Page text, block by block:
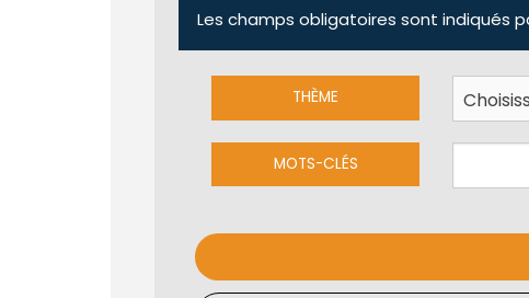
Les champs obligatoires sont indiqués
THÈME
MOTS-CLÉS